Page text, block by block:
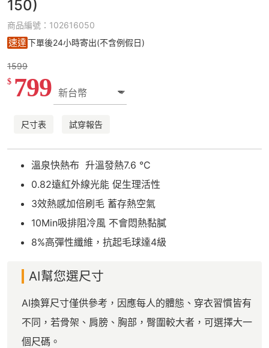
150)
商品編號：102616050
速達下單後24小時寄出(不含例假日)
1599
$ 799
尺寸表 試穿報告
溫泉快熱布 升溫發熱7.6 °C
0.82遠紅外線光能 促生理活性
3效熱感加倍刷毛 蓄存熱空氣
10Min吸排阻冷風 不會悶熱黏膩
8%高彈性纖維，抗起毛球達4級
AI幫您選尺寸
AI換算尺寸僅供參考，因應每人的體態、穿衣習慣皆有
不同，若骨架、肩膀、胸部，臀圍較大者，可選擇大一
個尺碼。